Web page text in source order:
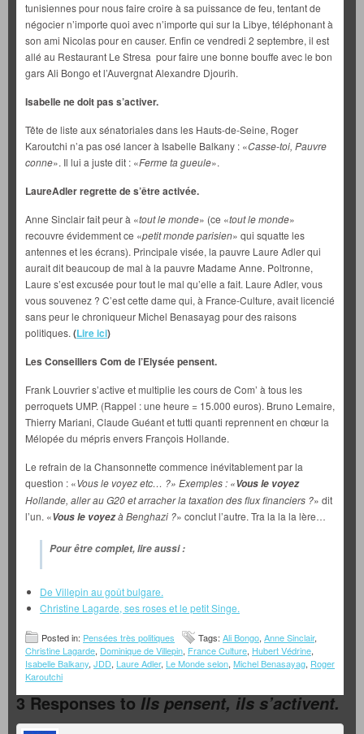
tunisiennes pour nous faire croire à sa puissance de feu, tentant de
négocier n’importe quoi avec n’importe qui sur la Libye, téléphonant à
son ami Nicolas pour en causer. Enfin ce vendredi 2 septembre, il est
allé au Restaurant Le Stresa pour faire une bonne bouffe avec le bon
gars Ali Bongo et l’Auvergnat Alexandre Djourih.
Isabelle ne doit pas s’activer.
Tête de liste aux sénatoriales dans les Hauts-de-Seine, Roger
Karoutchi n’a pas osé lancer à Isabelle Balkany : «Casse-toi, Pauvre
conne». Il lui a juste dit : «Ferme ta gueule».
LaureAdler regrette de s’être activée.
Anne Sinclair fait peur à «tout le monde» (ce «tout le monde»
recouvre évidemment ce «petit monde parisien» qui squatte les
antennes et les écrans). Principale visée, la pauvre Laure Adler qui
aurait dit beaucoup de mal à la pauvre Madame Anne. Poltronne,
Laure s’est excusée pour tout le mal qu’elle a fait. Laure Adler, vous
vous souvenez ? C’est cette dame qui, à France-Culture, avait licencié
sans peur le chroniqueur Michel Benasayag pour des raisons
politiques. (Lire ici)
Les Conseillers Com de l’Elysée pensent.
Frank Louvrier s’active et multiplie les cours de Com’ à tous les
perroquets UMP. (Rappel : une heure = 15.000 euros). Bruno Lemaire,
Thierry Mariani, Claude Guéant et tutti quanti reprennent en chœur la
Mélopée du mépris envers François Hollande.
Le refrain de la Chansonnette commence inévitablement par la
question : «Vous le voyez etc… ?» Exemples : «Vous le voyez
Hollande, aller au G20 et arracher la taxation des flux financiers ?» dit
l’un. «Vous le voyezà Benghazi ?» conclut l’autre. Tra la la la lère…
Pour être complet, lire aussi :
De Villepin au goût bulgare.
Christine Lagarde, ses roses et le petit Singe.
Posted in: Pensées très politiques Tags: Ali Bongo, Anne Sinclair,
Christine Lagarde, Dominique de Villepin, France Culture, Hubert Védrine,
Isabelle Balkany, JDD, Laure Adler, Le Monde selon, Michel Benasayag, Roger
Karoutchi
3 Responses toIls pensent, ils s’activent.